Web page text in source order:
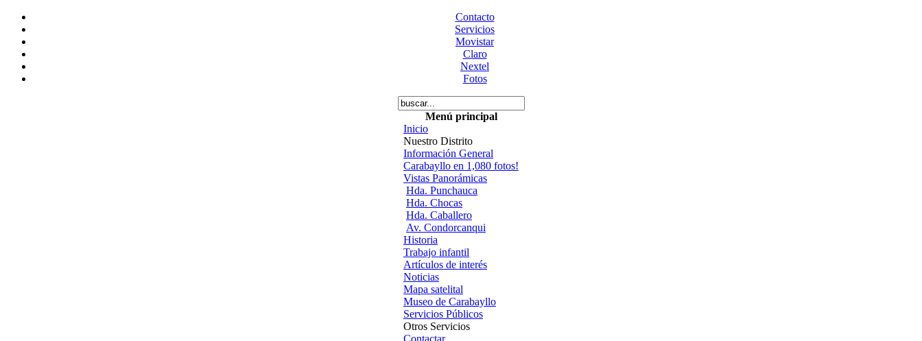
Contacto
Servicios
Movistar
Claro
Nextel
Fotos
Menú principal
Inicio
Nuestro Distrito
Información General
Carabayllo en 1,080 fotos!
Vistas Panorámicas
Hda. Punchauca
Hda. Chocas
Hda. Caballero
Av. Condorcanqui
Historia
Trabajo infantil
Artículos de interés
Noticias
Mapa satelital
Museo de Carabayllo
Servicios Públicos
Otros Servicios
Contactar